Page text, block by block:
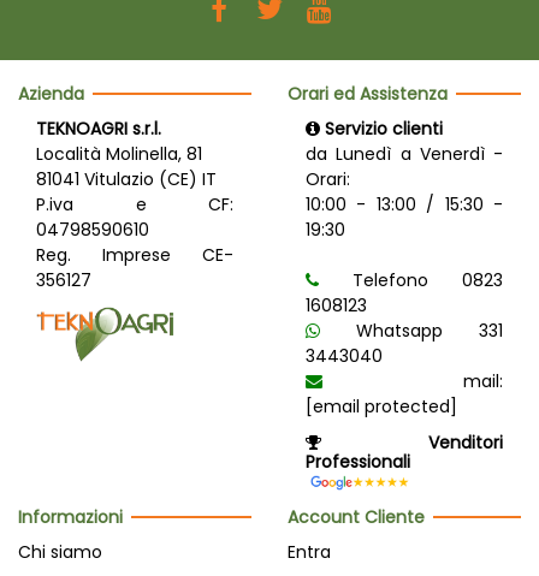
Azienda
TEKNOAGRI s.r.l.
Località Molinella, 81
81041 Vitulazio (CE) IT
P.iva e CF:
04798590610
Reg. Imprese CE-
356127
Orari ed Assistenza
Servizio clienti
da Lunedì a Venerdì -
Orari:
10:00 - 13:00 / 15:30 -
19:30
Telefono 0823
1608123
Whatsapp 331
3443040
mail:
[email protected]
Venditori
Professionali
Informazioni
Chi siamo
Account Cliente
Entra